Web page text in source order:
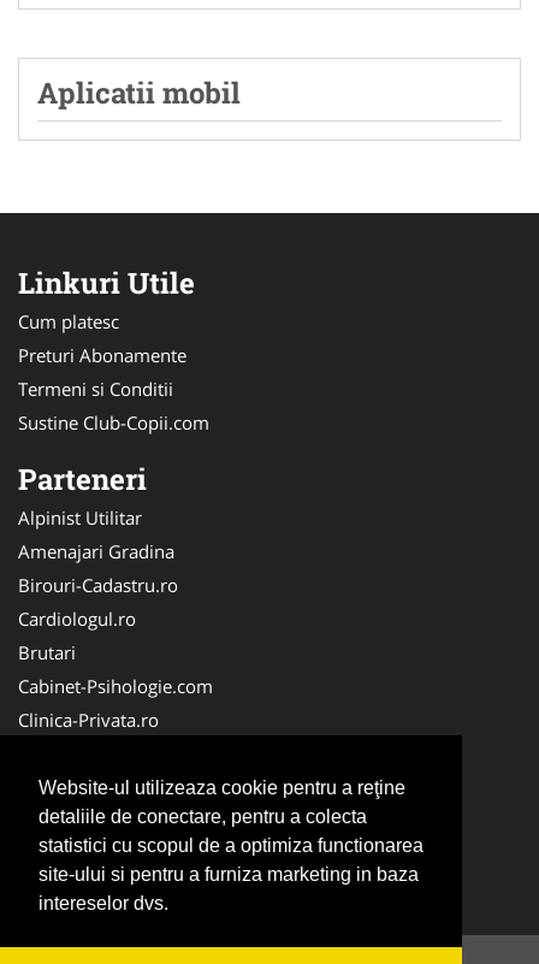
Website-ul utilizeaza cookie pentru a reţine
detaliile de conectare, pentru a colecta
statistici cu scopul de a optimiza functionarea
site-ului si pentru a furniza marketing in baza
intereselor dvs.
Aplicatii mobil
Linkuri Utile
Cum platesc
Preturi Abonamente
Termeni si Conditii
Sustine Club-Copii.com
Parteneri
Alpinist Utilitar
Amenajari Gradina
Birouri-Cadastru.ro
Cardiologul.ro
Brutari
Cabinet-Psihologie.com
Clinica-Privata.ro
Cabinet-Individual.ro
CentruInchirieri.ro
Echipamente Romania
MedicAcupunctura.ro